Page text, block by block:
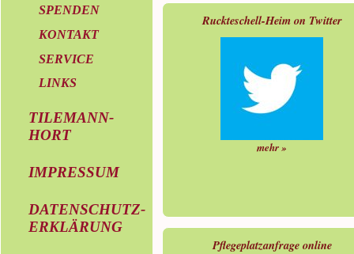
SPENDEN
KONTAKT
SERVICE
LINKS
TILEMANN-
HORT
IMPRESSUM
DATENSCHUTZ-
ERKLÄRUNG
Ruckteschell-Heim on Twitter
mehr »
Pflegeplatzanfrage online